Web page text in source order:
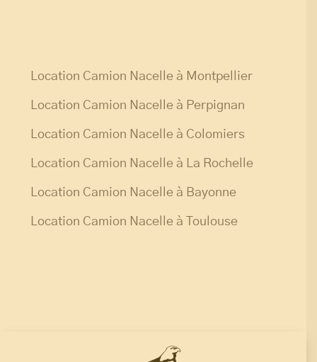
Location Camion Nacelle à Montpellier
Location Camion Nacelle à Perpignan
Location Camion Nacelle à Colomiers
Location Camion Nacelle à La Rochelle
Location Camion Nacelle à Bayonne
Location Camion Nacelle à Toulouse